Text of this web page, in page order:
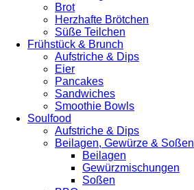
Brot
Herzhafte Brötchen
Süße Teilchen
Frühstück & Brunch
Aufstriche & Dips
Eier
Pancakes
Sandwiches
Smoothie Bowls
Soulfood
Aufstriche & Dips
Beilagen, Gewürze & Soßen
Beilagen
Gewürzmischungen
Soßen